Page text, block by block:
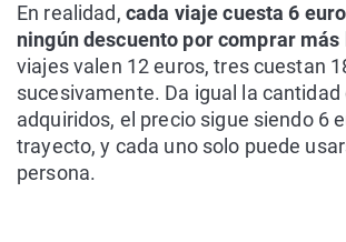
En realidad, cada viaje cuesta 6
ningún descuento por comprar
viajes valen 12 euros, tres cuestan
sucesivamente. Da igual la
adquiridos, el precio sigue siendo 6
trayecto, y cada uno solo puede
persona.